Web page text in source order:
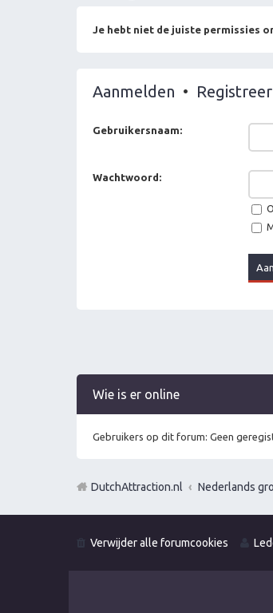
Je hebt niet de juiste permissies
Aanmelden • Registreer
Gebruikersnaam:
Wachtwoord:
Wie is er online
Gebruikers op dit forum: Geen
DutchAttraction.nl Nederlands
Verwijder alle forumcookies